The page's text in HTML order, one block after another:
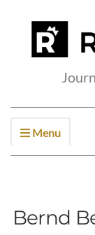
Menu
Bernd